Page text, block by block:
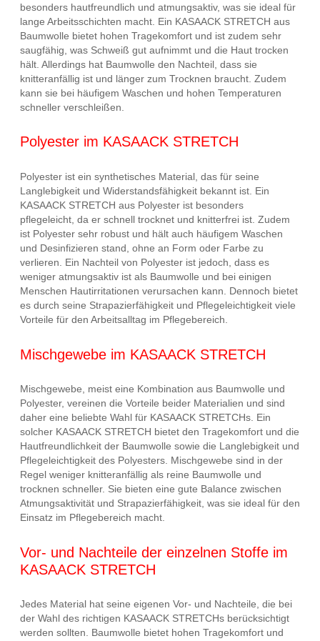
besonders hautfreundlich und atmungsaktiv, was sie ideal für
lange Arbeitsschichten macht. Ein KASAACK STRETCH aus
Baumwolle bietet hohen Tragekomfort und ist zudem sehr
saugfähig, was Schweiß gut aufnimmt und die Haut trocken
hält. Allerdings hat Baumwolle den Nachteil, dass sie
knitteranfällig ist und länger zum Trocknen braucht. Zudem
kann sie bei häufigem Waschen und hohen Temperaturen
schneller verschleißen.
Polyester im KASAACK STRETCH
Polyester ist ein synthetisches Material, das für seine
Langlebigkeit und Widerstandsfähigkeit bekannt ist. Ein
KASAACK STRETCH aus Polyester ist besonders
pflegeleicht, da er schnell trocknet und knitterfrei ist. Zudem
ist Polyester sehr robust und hält auch häufigem Waschen
und Desinfizieren stand, ohne an Form oder Farbe zu
verlieren. Ein Nachteil von Polyester ist jedoch, dass es
weniger atmungsaktiv ist als Baumwolle und bei einigen
Menschen Hautirritationen verursachen kann. Dennoch bietet
es durch seine Strapazierfähigkeit und Pflegeleichtigkeit viele
Vorteile für den Arbeitsalltag im Pflegebereich.
Mischgewebe im KASAACK STRETCH
Mischgewebe, meist eine Kombination aus Baumwolle und
Polyester, vereinen die Vorteile beider Materialien und sind
daher eine beliebte Wahl für KASAACK STRETCHs. Ein
solcher KASAACK STRETCH bietet den Tragekomfort und die
Hautfreundlichkeit der Baumwolle sowie die Langlebigkeit und
Pflegeleichtigkeit des Polyesters. Mischgewebe sind in der
Regel weniger knitteranfällig als reine Baumwolle und
trocknen schneller. Sie bieten eine gute Balance zwischen
Atmungsaktivität und Strapazierfähigkeit, was sie ideal für den
Einsatz im Pflegebereich macht.
Vor- und Nachteile der einzelnen Stoffe im
KASAACK STRETCH
Jedes Material hat seine eigenen Vor- und Nachteile, die bei
der Wahl des richtigen KASAACK STRETCHs berücksichtigt
werden sollten. Baumwolle bietet hohen Tragekomfort und